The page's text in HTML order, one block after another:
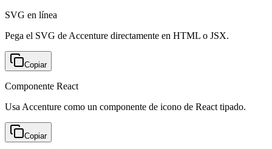
SVG en línea
Pega el SVG de Accenture directamente en HTML o JSX.
Copiar
Componente React
Usa Accenture como un componente de icono de React tipado.
Copiar